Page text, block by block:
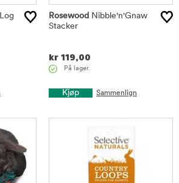
Rosewood Nibble'n'Gnaw
Stacker
kr 119,00
På lager.
Kjøp Sammenlign